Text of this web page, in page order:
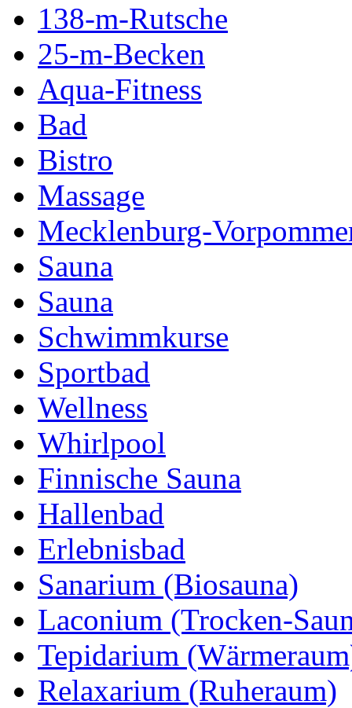
138-m-Rutsche
25-m-Becken
Aqua-Fitness
Bad
Bistro
Massage
Mecklenburg-
Sauna
Sauna
Schwimmkurse
Sportbad
Wellness
Whirlpool
Finnische Sauna
Hallenbad
Erlebnisbad
Sanarium (Biosauna)
Laconium (Trocken-
Tepidarium
Relaxarium (Ruheraum)